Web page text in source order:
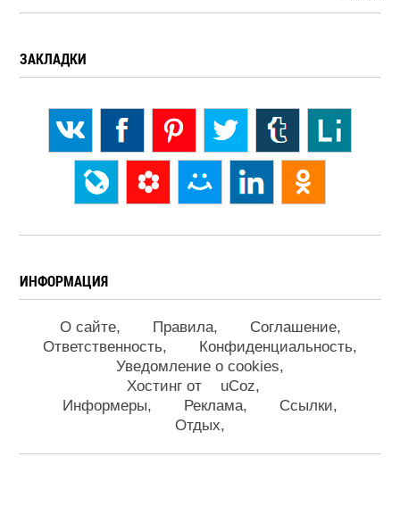
ЗАКЛАДКИ
ИНФОРМАЦИЯ
О сайте Правила
Соглашение
Ответственность
Конфиденциальность
Уведомление о cookies
Хостинг от
uCoz
Информеры
Реклама
Ссылки
Отдых